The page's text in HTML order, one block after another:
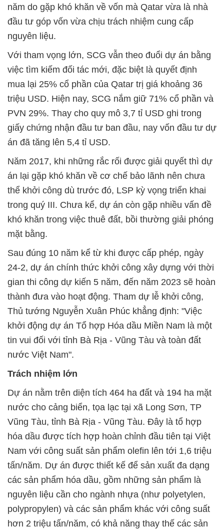
năm do gặp khó khăn về vốn mà Qatar vừa là nhà
đầu tư góp vốn vừa chịu trách nhiệm cung cấp
nguyên liệu.
Với tham vọng lớn, SCG vẫn theo đuổi dự án bằng
việc tìm kiếm đối tác mới, đặc biệt là quyết định
mua lại 25% cổ phần của Qatar trị giá khoảng 36
triệu USD. Hiện nay, SCG nắm giữ 71% cổ phần và
PVN 29%. Thay cho quy mô 3,7 tỉ USD ghi trong
giấy chứng nhận đầu tư ban đầu, nay vốn đầu tư dự
án đã tăng lên 5,4 tỉ USD.
Năm 2017, khi những rắc rối được giải quyết thì dự
án lại gặp khó khăn về cơ chế bảo lãnh nên chưa
thể khởi công dù trước đó, LSP kỳ vọng triển khai
trong quý III. Chưa kể, dự án còn gặp nhiều vấn đề
khó khăn trong việc thuê đất, bồi thường giải phóng
mặt bằng.
Sau đúng 10 năm kể từ khi được cấp phép, ngày
24-2, dự án chính thức khởi công xây dựng với thời
gian thi công dự kiến 5 năm, đến năm 2023 sẽ hoàn
thành đưa vào hoạt động. Tham dự lễ khởi công,
Thủ tướng Nguyễn Xuân Phúc khẳng định: "Việc
khởi động dự án Tổ hợp Hóa dầu Miền Nam là một
tin vui đối với tỉnh Bà Rịa - Vũng Tàu và toàn đất
nước Việt Nam".
Trách nhiệm lớn
Dự án nằm trên diện tích 464 ha đất và 194 ha mặt
nước cho cảng biển, tọa lạc tại xã Long Sơn, TP
Vũng Tàu, tỉnh Bà Rịa - Vũng Tàu. Đây là tổ hợp
hóa dầu được tích hợp hoàn chỉnh đầu tiên tại Việt
Nam với công suất sản phẩm olefin lên tới 1,6 triệu
tấn/năm. Dự án được thiết kế để sản xuất đa dạng
các sản phẩm hóa dầu, gồm những sản phẩm là
nguyên liệu cần cho ngành nhựa (như polyetylen,
polypropylen) và các sản phẩm khác với công suất
hơn 2 triệu tấn/năm, có khả năng thay thế các sản